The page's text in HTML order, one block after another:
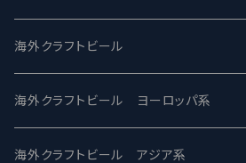
UCHU BREWING -うちゅうブルーイング
バテレ -VERTERE
2nd Story Ale Works -セカンドストーリ
海外クラフトビール
Modern Times モダンタイムズ
Maui マウイ
海外クラフトビール ヨーロッパ系
UnBarred -アンバード
海外クラフトビール アジア系